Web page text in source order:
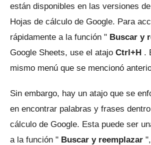
están disponibles en las versiones
Hojas de cálculo de Google. Para
rápidamente a la función " Buscar y
Google Sheets, use el atajo Ctrl+H .
mismo menú que se mencionó
Sin embargo, hay un atajo que se
en encontrar palabras y frases
cálculo de Google. Esta puede ser
a la función " Buscar y reemplazar